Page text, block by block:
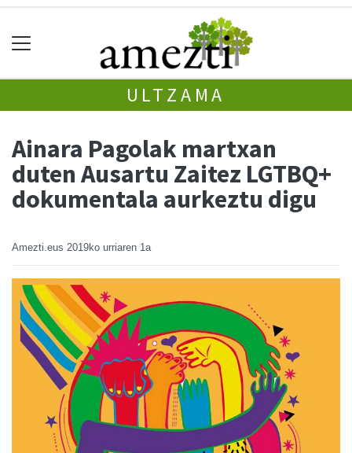
ULTZAMA
Ainara Pagolak martxan
duten Ausartu Zaitez LGTBQ+
dokumentala aurkeztu digu
Amezti.eus 2019ko urriaren 1a